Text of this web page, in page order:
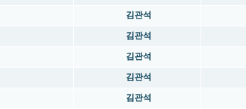
김관석
김관석
김관석
김관석
김관석